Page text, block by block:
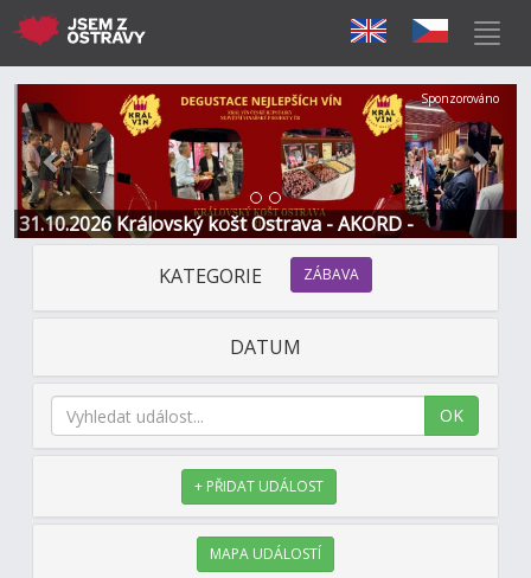
31.10.2026 Královský košt Ostrava - AKORD -
Restaurace a Hotel
Předchozí Další
Sponzorováno
KATEGORIE ZÁBAVA
DATUM
OK
+ PŘIDAT UDÁLOST
MAPA UDÁLOSTÍ